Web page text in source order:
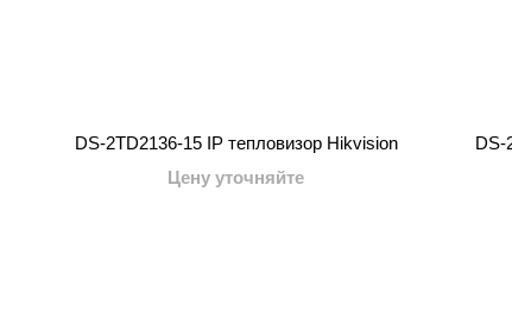
DS-2TD2136-15 IP тепловизор Hikvision
Цену уточняйте
DS-